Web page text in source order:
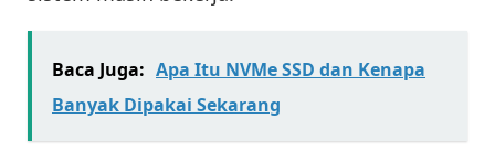
Baca Juga: Apa Itu NVMe SSD dan Kenapa
Banyak Dipakai Sekarang